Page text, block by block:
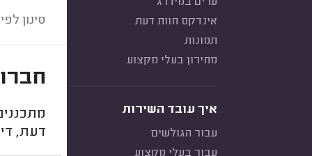
אינדקס חוות דעת
תמונות
מחירון בעלי מקצוע
איך עובד השירות
עבור הגולשים
עבור בעלי מקצוע
סינון
דעת,